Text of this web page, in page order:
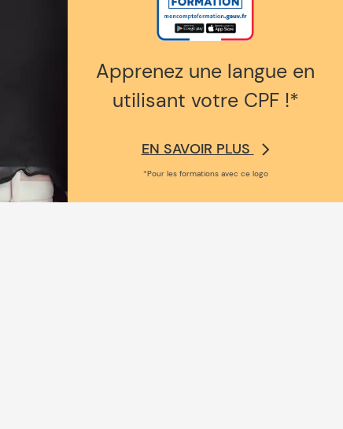
Apprenez une langue en
utilisant votre CPF !*
EN SAVOIR PLUS
*Pour les formations avec ce logo